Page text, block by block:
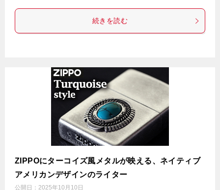
続きを読む
ZIPPOにターコイズ風メタルが映える、ネイティブ
アメリカンデザインのライター
公開日： 2025年10月10日